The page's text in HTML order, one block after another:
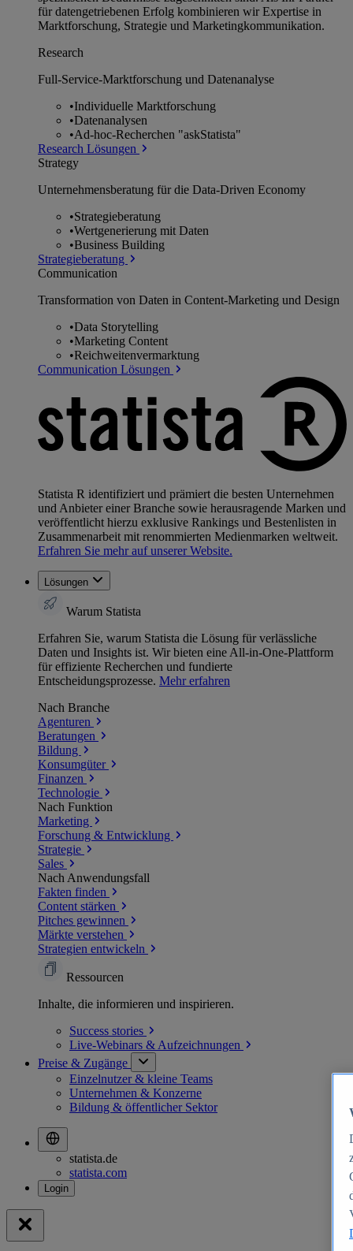
für datengetriebenen Erfolg kombinieren wir Expertise in
Marktforschung, Strategie und Marketingkommunikation.
Research
Full-Service-Marktforschung und Datenanalyse
•Individuelle Marktforschung
•Datenanalysen
•Ad-hoc-Recherchen "askStatista"
Research Lösungen
Strategy
Unternehmens­beratung für die Data-Driven Economy
•Strategieberatung
•Wertgenerierung mit Daten
•Business Building
Strategieberatung
Communication
Transformation von Daten in Content-Marketing und Design
•Data Storytelling
•Marketing Content
•Reichweitenvermarktung
Communication Lösungen
Statista R identifiziert und prämiert die besten Unternehmen
und Anbieter einer Branche sowie herausragende Marken und
veröffentlicht hierzu exklusive Rankings und Bestenlisten in
Zusammenarbeit mit renommierten Medienmarken weltweit.
Erfahren Sie mehr auf unserer Website.
Lösungen
Warum Statista
Erfahren Sie, warum Statista die Lösung für verlässliche
Daten und Insights ist. Wir bieten eine All-in-One-Plattform
für effiziente Recherchen und fundierte
Entscheidungsprozesse. Mehr erfahren
Nach Branche
Agenturen
Beratungen
Bildung
Konsumgüter
Finanzen
Technologie
Nach Funktion
Marketing
Forschung & Entwicklung
Strategie
Sales
Nach Anwendungsfall
Fakten finden
Content stärken
Pitches gewinnen
Märkte verstehen
Strategien entwickeln
Ressourcen
Inhalte, die informieren und inspirieren.
Success stories
Live-Webinars & Aufzeichnungen
Preise & Zugänge
Einzelnutzer & kleine Teams
Unternehmen & Konzerne
Bildung & öffentlicher Sektor
statista.de
statista.com